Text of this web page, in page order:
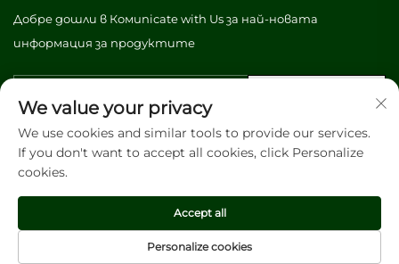
Добре дошли в Комunicate with Us за най-новата
информация за продуктите
© Всички права запазени 2026 Vibrant tree (Guangzhou)
поверителност
We value your privacy
We use cookies and similar tools to provide our services.
If you don't want to accept all cookies, click Personalize
cookies.
Personalize cookies
Accept all